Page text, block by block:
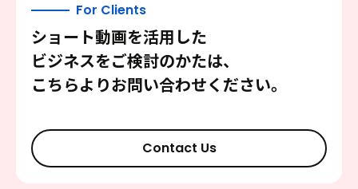
For Clients
ショート動画を活用した
ビジネスをご検討のかたは、
こちらよりお問い合わせください。
Contact Us